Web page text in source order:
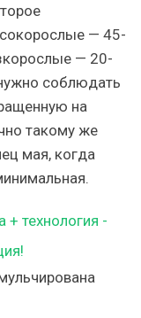
— 45-
— 20-
соблюдать
на
такому же
мая, когда